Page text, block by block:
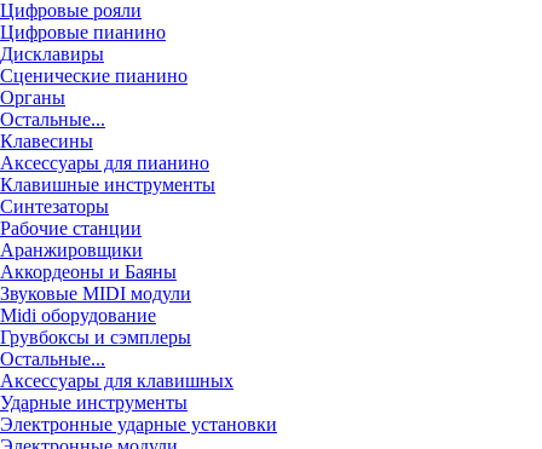
Цифровые рояли
Цифровые пианино
Дисклавиры
Сценические пианино
Органы
Остальные...
Клавесины
Аксессуары для пианино
Клавишные инструменты
Синтезаторы
Рабочие станции
Аранжировщики
Аккордеоны и Баяны
Звуковые MIDI модули
Midi оборудование
Грувбоксы и сэмплеры
Остальные...
Аксессуары для клавишных
Ударные инструменты
Электронные ударные установки